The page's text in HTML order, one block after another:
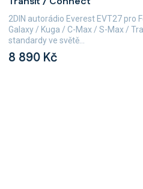
8 890 Kč
2DIN autorádio Everest EVT27 pro
Galaxy / Kuga / C-Max / S-Max /
standardy ve světě...